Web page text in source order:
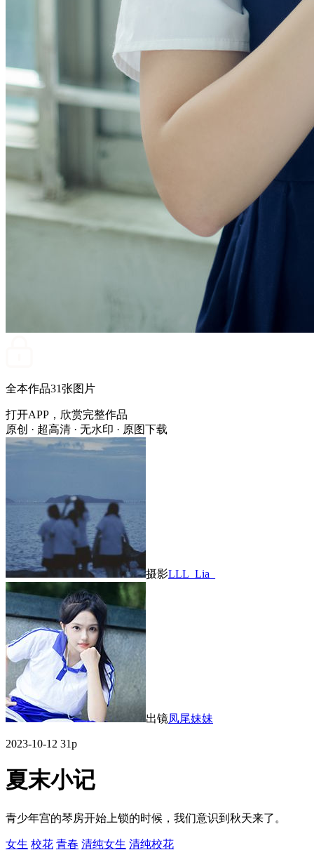
全本作品31张图片
打开APP，欣赏完整作品
原创 · 超高清 · 无水印 · 原图下载
摄影LLL_Lia_
出镜凤尾妹妹
2023-10-12 31p
夏末小记
青少年宫的琴房开始上锁的时候，我们意识到秋天来了。
女生 校花 青春 清纯女生 清纯校花